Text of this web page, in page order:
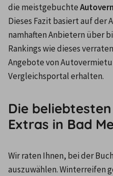
die meistgebuchte
Dieses Fazit basiert auf der
namhaften Anbietern über
Rankings wie dieses
Angebote von
Vergleichsportal erhalten.
Die
Extras in Bad
Wir raten Ihnen, bei der
auszuwählen. Winterreifen